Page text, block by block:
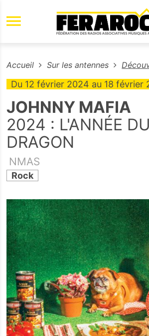
Aller au contenu
Accueil Sur les antennes
Du 12 février 2024 au 18 février
JOHNNY MAFIA
2024 : L'ANNÉE DU
DRAGON
NMAS
Rock